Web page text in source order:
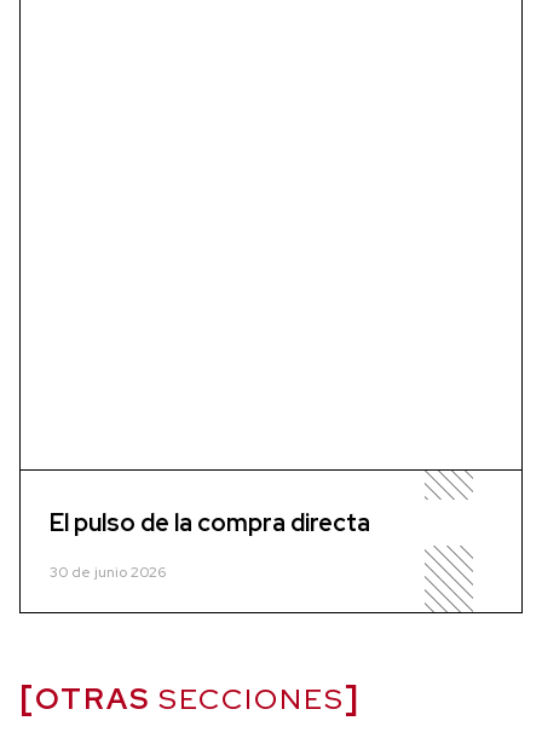
El pulso de la compra directa
30 de junio 2026
OTRAS SECCIONES